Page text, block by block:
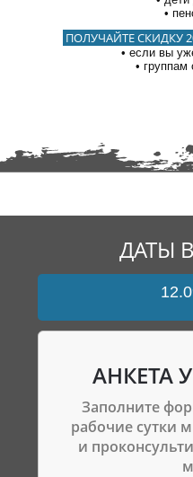
ПОЛУЧАЙТЕ СКИДКУ
если вы
группам
ДАТЫ
АНКЕТА
Заполните
рабочие сутки
и